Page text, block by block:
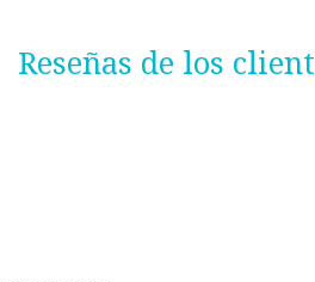
Reseñas de los